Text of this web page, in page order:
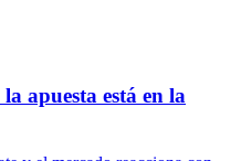
apuesta está en la